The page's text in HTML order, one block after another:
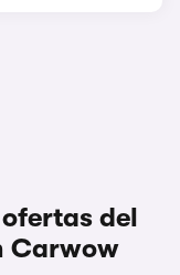
del
Carwow